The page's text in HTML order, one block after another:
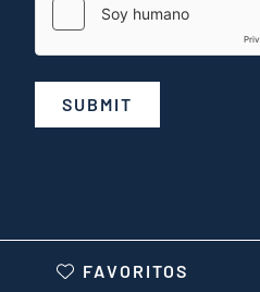
SUBMIT
FAVORITOS